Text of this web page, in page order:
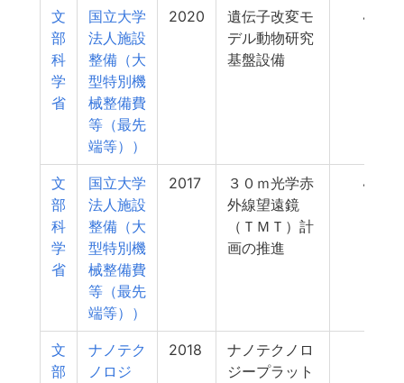
文
部
科
学
省
国立大学
法人施設
整備（大
型特別機
械整備費
等（最先
端等））
2020
遺伝子改変モ
デル動物研究
基盤設備
480
文
部
科
学
省
国立大学
法人施設
整備（大
型特別機
械整備費
等（最先
端等））
2017
３０ｍ光学赤
外線望遠鏡
（ＴＭＴ）計
画の推進
462
文
部
ナノテク
ノロジ
2018
ナノテクノロ
ジープラット